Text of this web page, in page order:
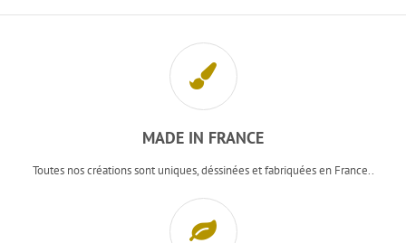
MADE IN FRANCE
Toutes nos créations sont uniques, déssinées et fabriquées en France..